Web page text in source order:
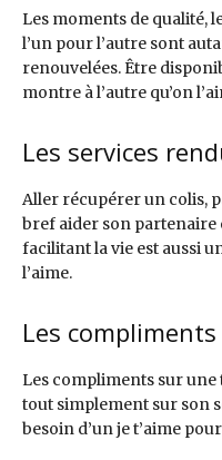
Les moments de qualité,
l’un pour l’autre sont
renouvelées. Être
montre à l’autre qu’on
Les services
Aller récupérer un colis,
bref aider son partenaire
facilitant la vie est aussi
l’aime.
Les compliments
Les compliments sur
tout simplement sur son
besoin d’un je t’aime